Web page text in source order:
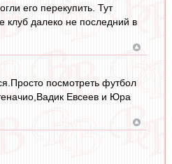
его перекупить. Тут
клуб далеко не последний в
посмотреть футбол
Евсеев и Юра